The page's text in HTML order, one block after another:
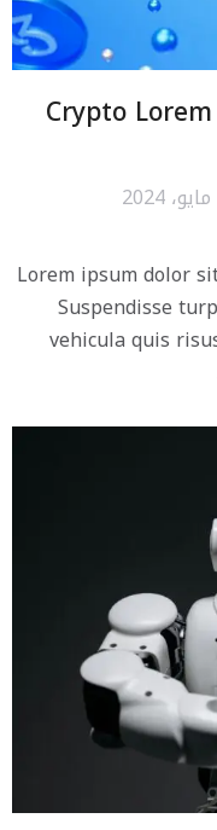
Crypto
Lorem ipsum dolor
Suspendisse
vehicula quis